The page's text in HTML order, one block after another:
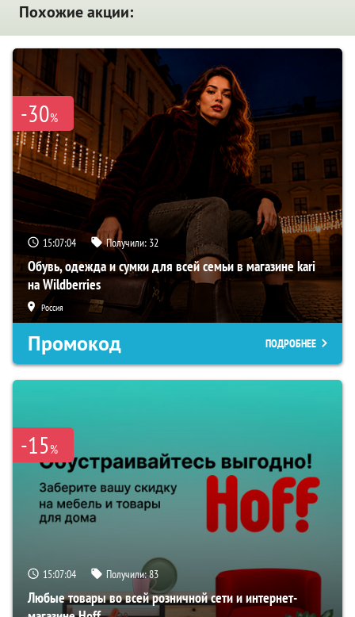
Похожие акции:
-30%
15:07:03 Получили: 32
Обувь, одежда и сумки для всей семьи в магазине kari
на Wildberries
Россия
Промокод ПОДРОБНЕЕ
-15%
15:07:03 Получили:83
Любые товары во всей розничной сети и интернет-